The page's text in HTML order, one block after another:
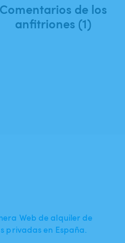
Comentarios de los
anfitriones (1)
Web de alquiler de
privadas en España.